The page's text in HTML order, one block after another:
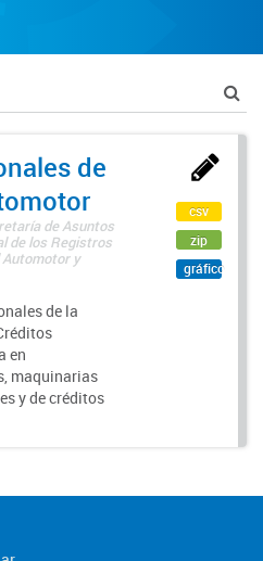
de
de Asuntos
de los Registros
Automotor y
de la
en
maquinarias
y de créditos
csv
zip
gráfico